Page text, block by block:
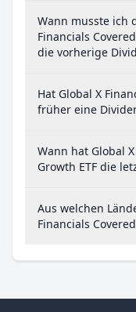
Wann musste ich
Financials
die vorherige
Hat Global X
früher eine
Wann hat Global
Growth ETF die
Aus welchen
Financials